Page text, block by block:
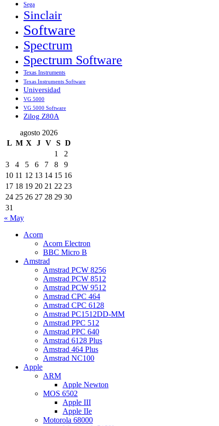
Sega
Sinclair
Software
Spectrum
Spectrum Software
Texas Instruments
Texas Instruments Software
Universidad
VG 5000
VG 5000 Software
Zilog Z80A
agosto 2026
L M X J V S D
1
2
3
4 5 6 7 8
9
10 11 12 13 14 15 16
17 18 19 20 21 22 23
24 25 26 27 28 29 30
31
« May
Acorn
Acorn Electron
BBC Micro B
Amstrad
Amstrad PCW 8256
Amstrad PCW 8512
Amstrad PCW 9512
Amstrad CPC 464
Amstrad CPC 6128
Amstrad PC1512DD-MM
Amstrad PPC 512
Amstrad PPC 640
Amstrad 6128 Plus
Amstrad 464 Plus
Amstrad NC100
Apple
ARM
Apple Newton
MOS 6502
Apple III
Apple IIe
Motorola 68000